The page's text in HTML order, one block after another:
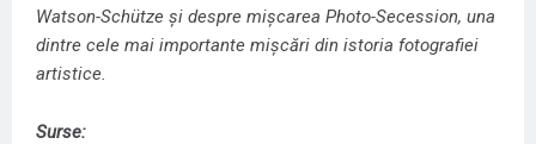
Watson-Schütze și despre mișcarea Photo-Secession, una
dintre cele mai importante mișcări din istoria fotografiei
artistice.
Surse: